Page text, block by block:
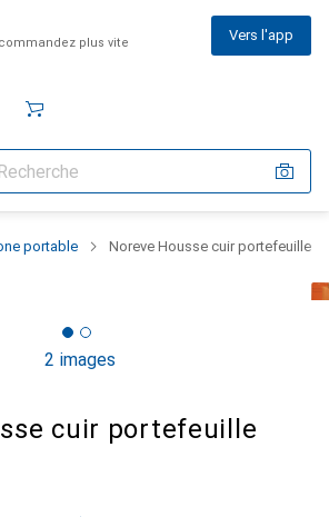
plus vite Vers l'app
portable Noreve Housse cuir portefeuille
2 images
cuir portefeuille